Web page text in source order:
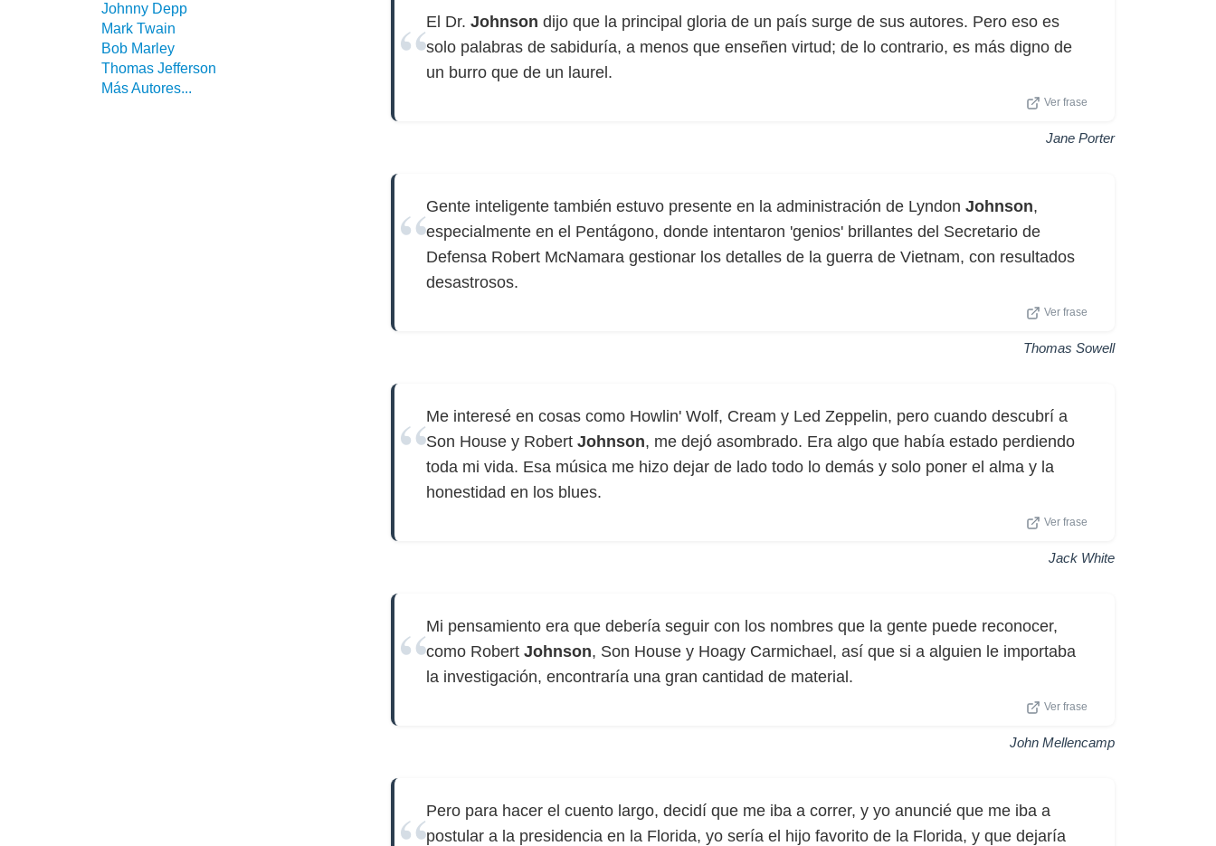
El Dr. Johnson dijo que la principal gloria de un país surge de sus autores. Pero eso es
solo palabras de sabiduría, a menos que enseñen virtud; de lo contrario, es más digno de
un burro que de un laurel.
Ver frase
Jane Porter
Gente inteligente también estuvo presente en la administración de Lyndon Johnson,
especialmente en el Pentágono, donde intentaron 'genios' brillantes del Secretario de
Defensa Robert McNamara gestionar los detalles de la guerra de Vietnam, con resultados
desastrosos.
Ver frase
Thomas Sowell
Me interesé en cosas como Howlin' Wolf, Cream y Led Zeppelin, pero cuando descubrí a
Son House y Robert Johnson, me dejó asombrado. Era algo que había estado perdiendo
toda mi vida. Esa música me hizo dejar de lado todo lo demás y solo poner el alma y la
honestidad en los blues.
Ver frase
Jack White
Mi pensamiento era que debería seguir con los nombres que la gente puede reconocer,
como Robert Johnson, Son House y Hoagy Carmichael, así que si a alguien le importaba
la investigación, encontraría una gran cantidad de material.
Ver frase
John Mellencamp
Pero para hacer el cuento largo, decidí que me iba a correr, y yo anuncié que me iba a
postular a la presidencia en la Florida, yo sería el hijo favorito de la Florida, y que dejaría
Johnny Depp
Mark Twain
Bob Marley
Thomas Jefferson
Más Autores...